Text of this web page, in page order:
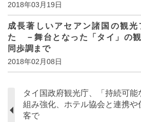
2018年03月19日
成長著しいアセアン諸国の観光
た －舞台となった「タイ」の
同歩調まで
2018年02月08日
タイ国政府観光庁、「持続可能
組み強化、ホテル協会と連携や
客で